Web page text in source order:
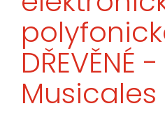
DŘEVĚNÉ
Musicales